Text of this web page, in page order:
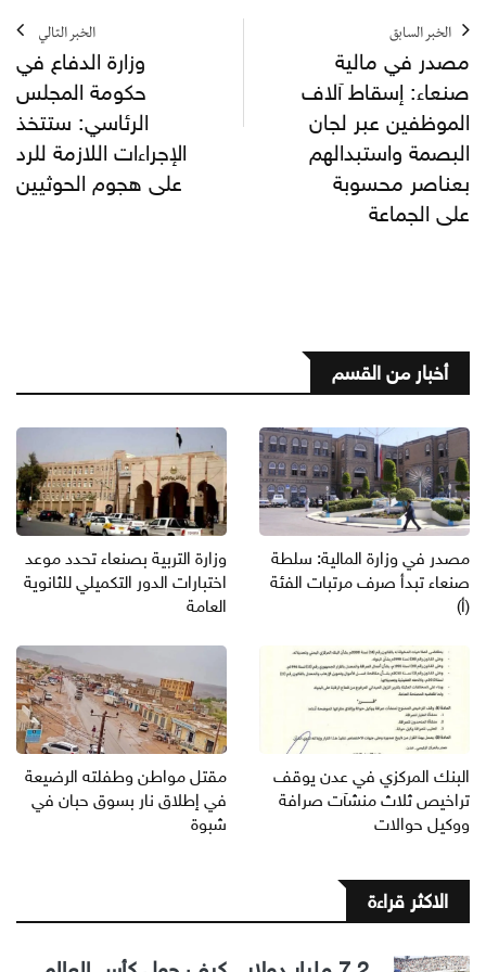
الخبر السابق
مصدر في مالية
صنعاء: إسقاط آلاف
الموظفين عبر لجان
البصمة واستبدالهم
بعناصر محسوبة
على الجماعة
الخبر التالي
وزارة الدفاع في
حكومة المجلس
الرئاسي: ستتخذ
الإجراءات اللازمة للرد
على هجوم الحوثيين
أخبار من القسم
مصدر في وزارة المالية: سلطة
صنعاء تبدأ صرف مرتبات الفئة
(أ)
وزارة التربية بصنعاء تحدد موعد
اختبارات الدور التكميلي للثانوية
العامة
البنك المركزي في عدن يوقف
تراخيص ثلاث منشآت صرافة
ووكيل حوالات
مقتل مواطن وطفلته الرضيعة
في إطلاق نار بسوق حبان في
شبوة
الاكثر قراءة